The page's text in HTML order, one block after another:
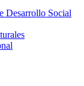
Desarrollo Social